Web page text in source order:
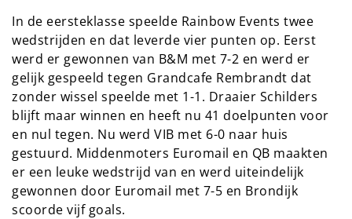
In de eersteklasse speelde Rainbow Events twee
wedstrijden en dat leverde vier punten op. Eerst
werd er gewonnen van B&M met 7-2 en werd er
gelijk gespeeld tegen Grandcafe Rembrandt dat
zonder wissel speelde met 1-1. Draaier Schilders
blijft maar winnen en heeft nu 41 doelpunten voor
en nul tegen. Nu werd VIB met 6-0 naar huis
gestuurd. Middenmoters Euromail en QB maakten
er een leuke wedstrijd van en werd uiteindelijk
gewonnen door Euromail met 7-5 en Brondijk
scoorde vijf goals.